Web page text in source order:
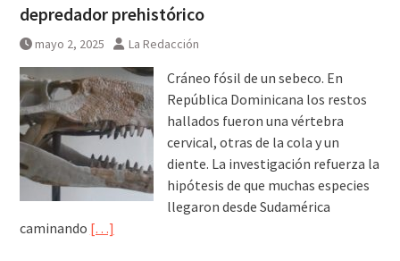
depredador prehistórico
mayo 2, 2025 La Redacción
Cráneo fósil de un sebeco. En
República Dominicana los restos
hallados fueron una vértebra
cervical, otras de la cola y un
diente. La investigación refuerza la
hipótesis de que muchas especies
llegaron desde Sudamérica
caminando […]